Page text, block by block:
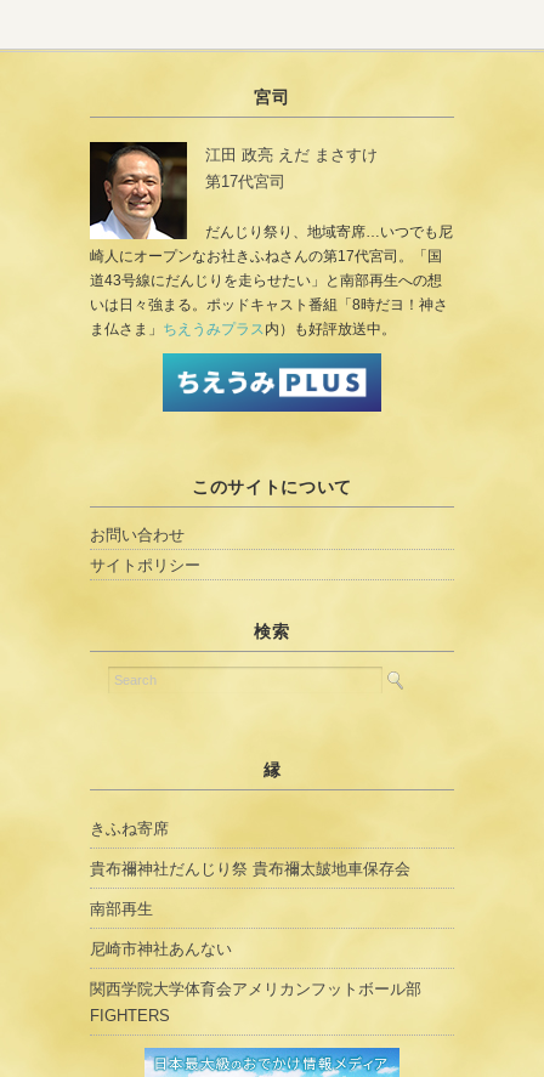
宮司
江田 政亮 えだ まさすけ
第17代宮司
だんじり祭り、地域寄席…いつでも尼
崎人にオープンなお社きふねさんの第17代宮司。「国
道43号線にだんじりを走らせたい」と南部再生への想
いは日々強まる。ポッドキャスト番組「8時だヨ！神さ
ま仏さま」 ちえうみプラス 内）も好評放送中。
このサイトについて
お問い合わせ
サイトポリシー
検索
縁
きふね寄席
貴布禰神社だんじり祭 貴布禰太皷地車保存会
南部再生
尼崎市神社あんない
関西学院大学体育会アメリカンフットボール部
FIGHTERS